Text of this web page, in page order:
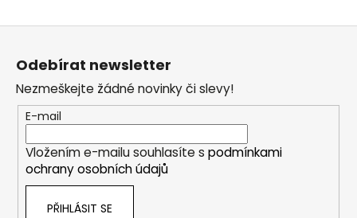
Z
Odebírat newsletter
Nezmeškejte žádné novinky či slevy!
E-mail
Vložením e-mailu souhlasíte s podmínkami
ochrany osobních údajů
PŘIHLÁSIT SE